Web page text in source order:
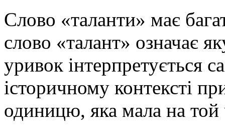
Слово «таланти» має
слово «талант» означає
уривок інтерпретується
історичному контексті
одиницю, яка мала на той